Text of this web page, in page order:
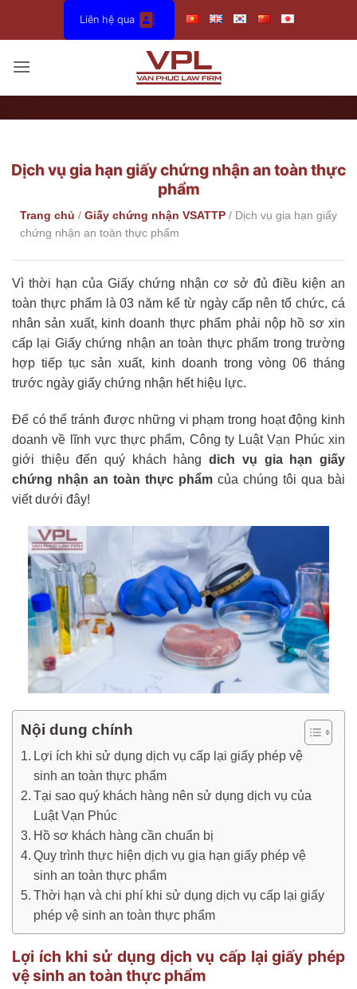
dung
Liên hệ qua
Dịch vụ gia hạn giấy chứng nhận an toàn thực
phẩm
Trang chủ / Giấy chứng nhận VSATTP / Dịch vụ gia hạn giấy
chứng nhận an toàn thực phẩm
Vì thời hạn của Giấy chứng nhận cơ sở đủ điều kiện an
toàn thực phẩm là 03 năm kể từ ngày cấp nên tổ chức, cá
nhân sản xuất, kinh doanh thực phẩm phải nộp hồ sơ xin
cấp lại Giấy chứng nhận an toàn thực phẩm trong trường
hợp tiếp tục sản xuất, kinh doanh trong vòng 06 tháng
trước ngày giấy chứng nhận hết hiệu lực.
Để có thể tránh được những vi phạm trong hoạt động kinh
doanh về lĩnh vực thực phẩm, Công ty Luật Vạn Phúc xin
giới thiệu đến quý khách hàngdich vụ gia hạn giấy
chứng nhận an toàn thực phẩm của chúng tôi qua bài
viết dưới đây!
Nội dung chính
Lợi ích khi sử dụng dịch vụ cấp lại giấy phép vệ
sinh an toàn thực phẩm
Tại sao quý khách hàng nên sử dụng dịch vụ của
Luật Vạn Phúc
Hồ sơ khách hàng cần chuẩn bị
Quy trình thực hiện dịch vụ gia hạn giấy phép vệ
sinh an toàn thực phẩm
Thời hạn và chi phí khi sử dụng dịch vụ cấp lại giấy
phép vệ sinh an toàn thực phẩm
Lợi ích khi sử dụng dịch vụ cấp lại giấy phép
vệ sinh an toàn thực phẩm